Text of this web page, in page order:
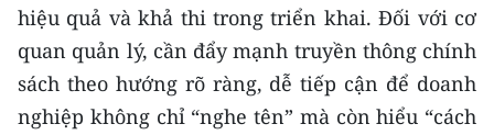
hiệu quả và khả thi trong triển khai. Đối với cơ
quan quản lý, cần đẩy mạnh truyền thông chính
sách theo hướng rõ ràng, dễ tiếp cận để doanh
nghiệp không chỉ “nghe tên” mà còn hiểu “cách